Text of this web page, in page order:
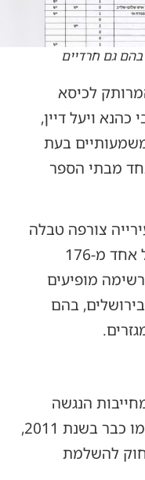
גם חרדיים
לכיסא
כהנא ויעל דיין,
בעת
מבתי הספר
צורפה טבלה
רשמית ובה פירוט הליקויים בכל אחד מ-176
מופיעים
בירושלים, בהם
הנגשה
כללית של מוסדות החינוך פורסמו כבר בשנת 2011,
להשלמת